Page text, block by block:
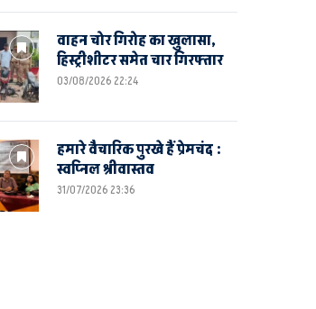
वाहन चोर गिरोह का खुलासा,
हिस्ट्रीशीटर समेत चार गिरफ्तार
03/08/2026 22:24
हमारे वैचारिक पुरखे हैं प्रेमचंद :
स्वप्निल श्रीवास्तव
31/07/2026 23:36